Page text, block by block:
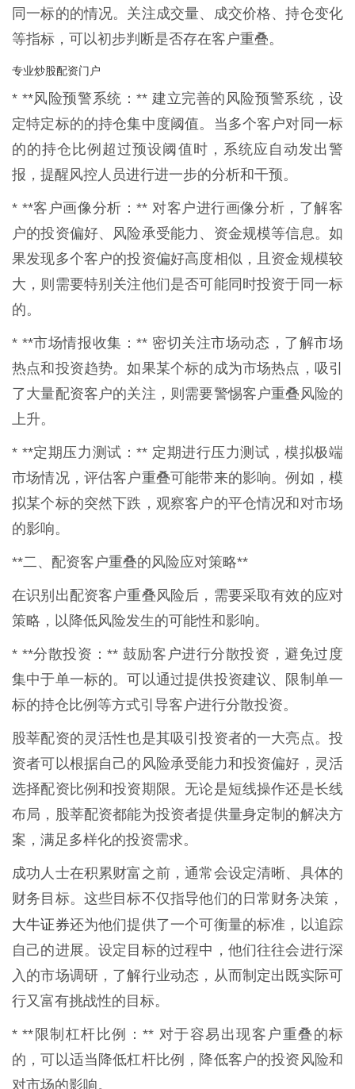
同一标的的情况。关注成交量、成交价格、持仓变化
等指标，可以初步判断是否存在客户重叠。
专业炒股配资门户
* **风险预警系统：** 建立完善的风险预警系统，设
定特定标的的持仓集中度阈值。当多个客户对同一标
的的持仓比例超过预设阈值时，系统应自动发出警
报，提醒风控人员进行进一步的分析和干预。
* **客户画像分析：** 对客户进行画像分析，了解客
户的投资偏好、风险承受能力、资金规模等信息。如
果发现多个客户的投资偏好高度相似，且资金规模较
大，则需要特别关注他们是否可能同时投资于同一标
的。
* **市场情报收集：** 密切关注市场动态，了解市场
热点和投资趋势。如果某个标的成为市场热点，吸引
了大量配资客户的关注，则需要警惕客户重叠风险的
上升。
* **定期压力测试：** 定期进行压力测试，模拟极端
市场情况，评估客户重叠可能带来的影响。例如，模
拟某个标的突然下跌，观察客户的平仓情况和对市场
的影响。
**二、配资客户重叠的风险应对策略**
在识别出配资客户重叠风险后，需要采取有效的应对
策略，以降低风险发生的可能性和影响。
* **分散投资：** 鼓励客户进行分散投资，避免过度
集中于单一标的。可以通过提供投资建议、限制单一
标的持仓比例等方式引导客户进行分散投资。
股莘配资的灵活性也是其吸引投资者的一大亮点。投
资者可以根据自己的风险承受能力和投资偏好，灵活
选择配资比例和投资期限。无论是短线操作还是长线
布局，股莘配资都能为投资者提供量身定制的解决方
案，满足多样化的投资需求。
成功人士在积累财富之前，通常会设定清晰、具体的
财务目标。这些目标不仅指导他们的日常财务决策，
大牛证券还为他们提供了一个可衡量的标准，以追踪
自己的进展。设定目标的过程中，他们往往会进行深
入的市场调研，了解行业动态，从而制定出既实际可
行又富有挑战性的目标。
* **限制杠杆比例：** 对于容易出现客户重叠的标
的，可以适当降低杠杆比例，降低客户的投资风险和
对市场的影响。